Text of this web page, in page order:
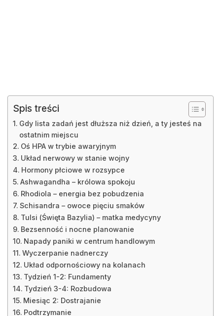
Spis treści
Gdy lista zadań jest dłuższa niż dzień, a ty jesteś na
ostatnim miejscu
Oś HPA w trybie awaryjnym
Układ nerwowy w stanie wojny
Hormony płciowe w rozsypce
Ashwagandha – królowa spokoju
Rhodiola – energia bez pobudzenia
Schisandra – owoce pięciu smaków
Tulsi (Święta Bazylia) – matka medycyny
Bezsenność i nocne planowanie
Napady paniki w centrum handlowym
Wyczerpanie nadnerczy
Układ odpornościowy na kolanach
Tydzień 1-2: Fundamenty
Tydzień 3-4: Rozbudowa
Miesiąc 2: Dostrajanie
Podtrzymanie